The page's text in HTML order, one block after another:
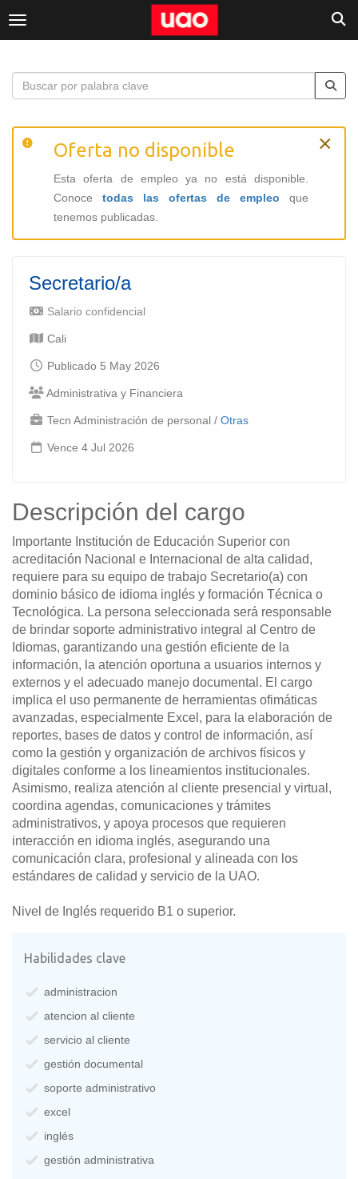
Toggle navigation
Oferta no disponible
Esta oferta de empleo ya no está disponible.
Conoce todas las ofertas de empleo que
tenemos publicadas.
×
Secretario/a
Salario confidencial
Cali
Publicado 5 May 2026
Administrativa y Financiera
Tecn Administración de personal/ Otras
Vence 4 Jul 2026
Descripción del cargo
Importante Institución de Educación Superior con
acreditación Nacional e Internacional de alta calidad,
requiere para su equipo de trabajo Secretario(a) con
dominio básico de idioma inglés y formación Técnica o
Tecnológica. La persona seleccionada será responsable
de brindar soporte administrativo integral al Centro de
Idiomas, garantizando una gestión eficiente de la
información, la atención oportuna a usuarios internos y
externos y el adecuado manejo documental. El cargo
implica el uso permanente de herramientas ofimáticas
avanzadas, especialmente Excel, para la elaboración de
reportes, bases de datos y control de información, así
como la gestión y organización de archivos físicos y
digitales conforme a los lineamientos institucionales.
Asimismo, realiza atención al cliente presencial y virtual,
coordina agendas, comunicaciones y trámites
administrativos, y apoya procesos que requieren
interacción en idioma inglés, asegurando una
comunicación clara, profesional y alineada con los
estándares de calidad y servicio de la UAO.
Nivel de Inglés requerido B1 o superior.
Habilidades clave
administracion
atencion al cliente
servicio al cliente
gestión documental
soporte administrativo
excel
inglés
gestión administrativa